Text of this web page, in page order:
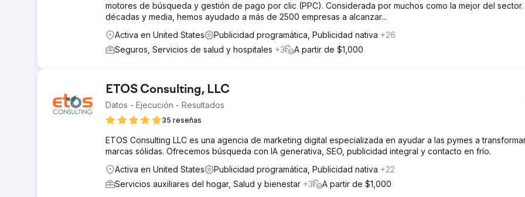
motores de búsqueda y gestión de pago por clic (PPC). Considerada por muchos como la mejor del sector.
décadas y media, hemos ayudado a más de 2500 empresas a alcanzar...
Activa en United States
Publicidad programática, Publicidad nativa +26
Seguros, Servicios de salud y hospitales +3 A partir de $1,000
ETOS Consulting, LLC
Datos - Ejecución - Resultados
35 reseñas
ETOS Consulting LLC es una agencia de marketing digital especializada en ayudar a las pymes a
marcas sólidas. Ofrecemos búsqueda con IA generativa, SEO, publicidad integral y contacto en frío.
Activa en United States
Publicidad programática, Publicidad nativa +22
Servicios auxiliares del hogar, Salud y bienestar +3 A partir de $1,000